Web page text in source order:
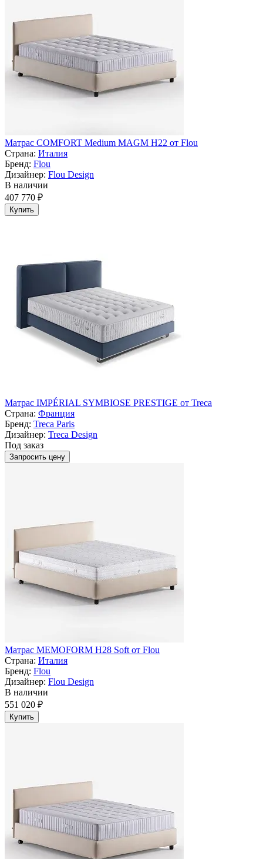
Матрас СOMFORT Medium MAGM H22 от Flou
Страна: Италия
Бренд: Flou
Дизайнер: Flou Design
В наличии
407 770 ₽
Купить
Матрас IMPÉRIAL SYMBIOSE PRESTIGE от Treca
Страна: Франция
Бренд: Treca Paris
Дизайнер: Treca Design
Под заказ
Запросить цену
Матрас MEMOFORM H28 Soft от Flou
Страна: Италия
Бренд: Flou
Дизайнер: Flou Design
В наличии
551 020 ₽
Купить